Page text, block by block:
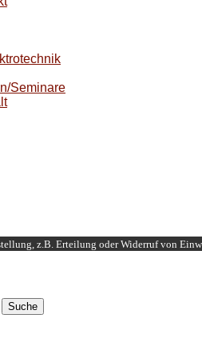
Suche
Seminare
z.B. Erteilung oder Widerruf von